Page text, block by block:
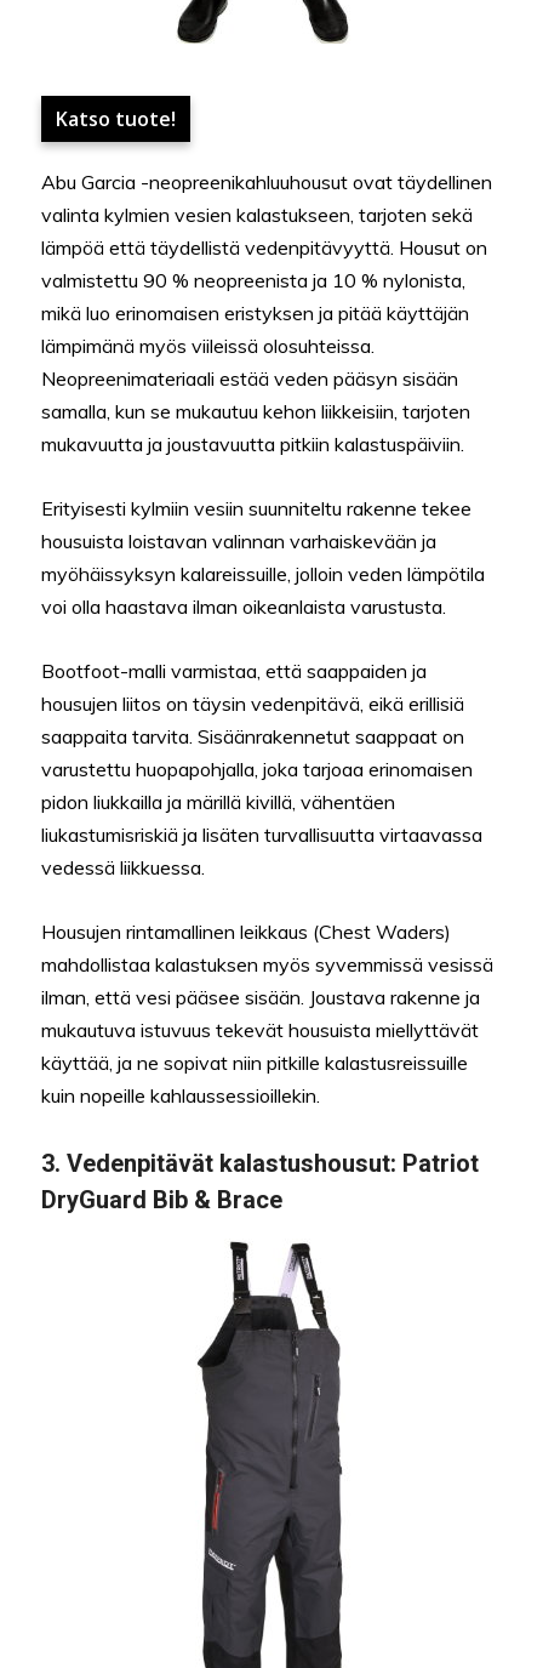
Katso tuote!
Abu Garcia -neopreenikahluuhousut ovat täydellinen
valinta kylmien vesien kalastukseen, tarjoten sekä
lämpöä että täydellistä vedenpitävyyttä. Housut on
valmistettu 90 % neopreenista ja 10 % nylonista,
mikä luo erinomaisen eristyksen ja pitää käyttäjän
lämpimänä myös viileissä olosuhteissa.
Neopreenimateriaali estää veden pääsyn sisään
samalla, kun se mukautuu kehon liikkeisiin, tarjoten
mukavuutta ja joustavuutta pitkiin kalastuspäiviin.
Erityisesti kylmiin vesiin suunniteltu rakenne tekee
housuista loistavan valinnan varhaiskevään ja
myöhäissyksyn kalareissuille, jolloin veden lämpötila
voi olla haastava ilman oikeanlaista varustusta.
Bootfoot-malli varmistaa, että saappaiden ja
housujen liitos on täysin vedenpitävä, eikä erillisiä
saappaita tarvita. Sisäänrakennetut saappaat on
varustettu huopapohjalla, joka tarjoaa erinomaisen
pidon liukkailla ja märillä kivillä, vähentäen
liukastumisriskiä ja lisäten turvallisuutta virtaavassa
vedessä liikkuessa.
Housujen rintamallinen leikkaus (Chest Waders)
mahdollistaa kalastuksen myös syvemmissä vesissä
ilman, että vesi pääsee sisään. Joustava rakenne ja
mukautuva istuvuus tekevät housuista miellyttävät
käyttää, ja ne sopivat niin pitkille kalastusreissuille
kuin nopeille kahlaussessioillekin.
3. Vedenpitävät kalastushousut: Patriot
DryGuard Bib & Brace